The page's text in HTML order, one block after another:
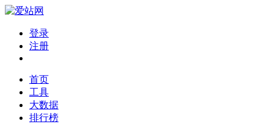
登录
注册
首页
工具
大数据
排行榜